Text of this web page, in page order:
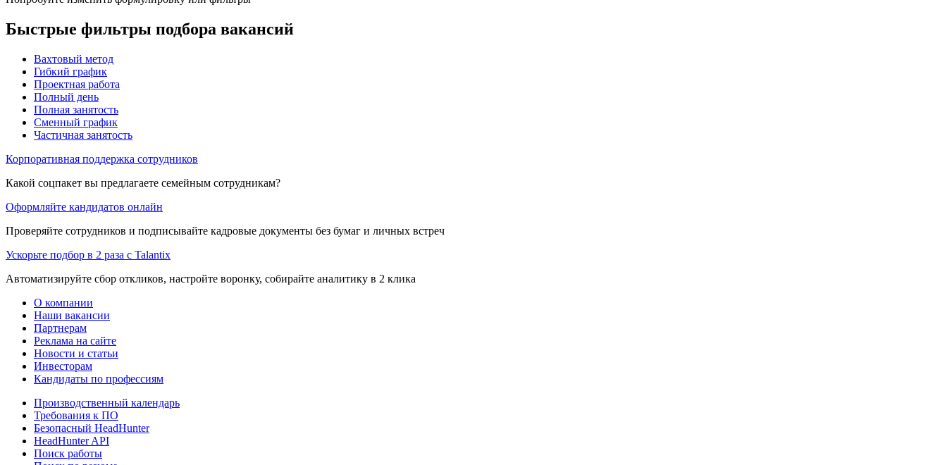
Быстрые фильтры подбора вакансий
Вахтовый метод
Гибкий график
Проектная работа
Полный день
Полная занятость
Сменный график
Частичная занятость
Корпоративная поддержка сотрудников
Какой соцпакет вы предлагаете семейным сотрудникам?
Оформляйте кандидатов онлайн
Проверяйте сотрудников и подписывайте кадровые документы без бумаг и личных встреч
Ускорьте подбор в 2 раза с Talantix
Автоматизируйте сбор откликов, настройте воронку, собирайте аналитику в 2 клика
О компании
Наши вакансии
Партнерам
Реклама на сайте
Новости и статьи
Инвесторам
Кандидаты по профессиям
Производственный календарь
Требования к ПО
Безопасный HeadHunter
HeadHunter API
Поиск работы